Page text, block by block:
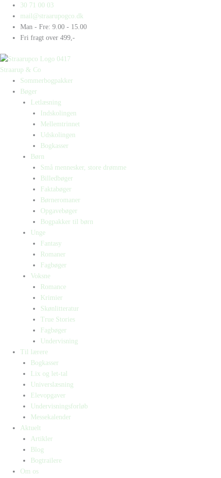
indholdet
30 71 00 03
mail@straarupogco.dk
Man - Fre: 9.00 - 15.00
Fri fragt over 499,-
Straarup & Co
Sommerbogpakker
Bøger
Letlæsning
Indskolingen
Mellemtrinnet
Udskolingen
Bogkasser
Børn
Små mennesker, store drømme
Billedbøger
Faktabøger
Børneromaner
Opgavebøger
Bogpakker til børn
Unge
Fantasy
Romaner
Fagbøger
Voksne
Romance
Krimier
Skønlitteratur
True Stories
Fagbøger
Undervisning
Til lærere
Bogkasser
Lix og let-tal
Universlæsning
Elevopgaver
Undervisningsforløb
Messekalender
Aktuelt
Artikler
Blog
Bogtrailere
Om os
Products
search
Products
search